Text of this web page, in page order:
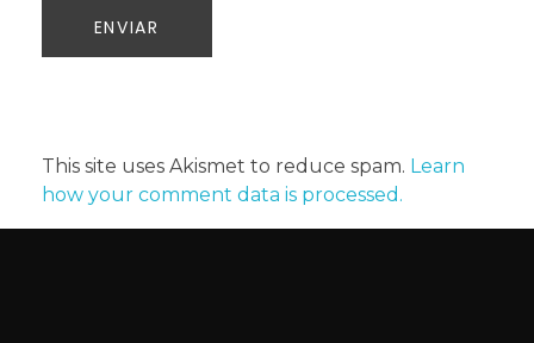
This site uses Akismet to reduce spam. Learn
how your comment data is processed.